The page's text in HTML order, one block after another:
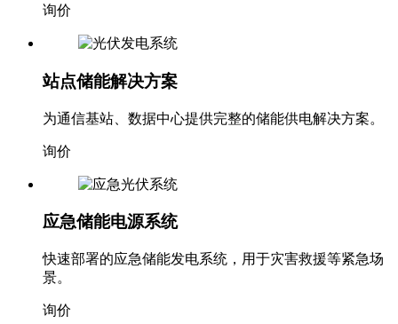
询价
站点储能解决方案
为通信基站、数据中心提供完整的储能供电解决方案。
询价
应急储能电源系统
快速部署的应急储能发电系统，用于灾害救援等紧急场
景。
询价